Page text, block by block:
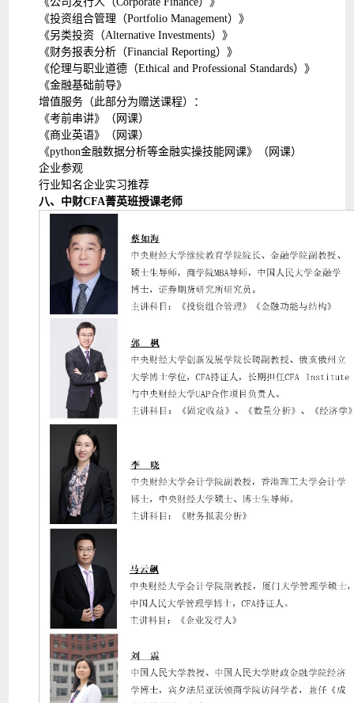
《投资组合管理（Portfolio Management）》
《另类投资（Alternative Investments）》
《财务报表分析（Financial Reporting）》
《伦理与职业道德（Ethical and Professional Standards）》
《金融基础前导》
增值服务（此部分为赠送课程）：
《考前串讲》（网课）
《商业英语》（网课）
《python金融数据分析等金融实操技能网课》（网课）
企业参观
行业知名企业实习推荐
八、中财CFA菁英班授课老师